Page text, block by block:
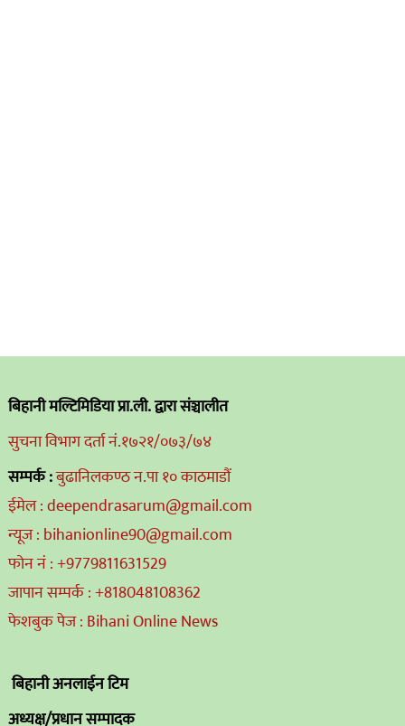
बिहानी मल्टिमिडिया प्रा.ली. द्वारा संञ्चालीत
सुचना विभाग दर्ता नं.१७२१/०७३/७४
सम्पर्क :बुढानिलकण्ठ न.पा १० काठमाडौं
ईमेल : deependrasarum@gmail.com
न्यूज : bihanionline90@gmail.com
फोन नं : +9779811631529
जापान सम्पर्क : +818048108362
फेशबुक पेज : Bihani Online News
बिहानी अनलाईन टिम
अध्यक्ष/प्रधान सम्पादक